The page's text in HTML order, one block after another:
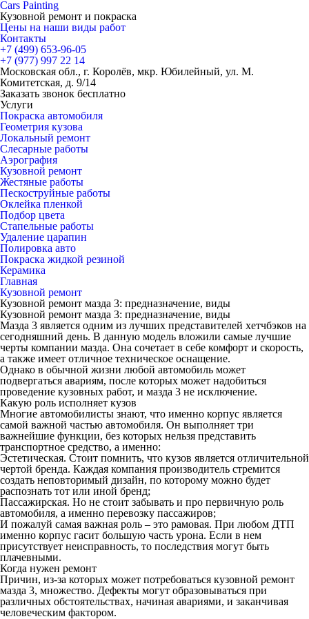
Cars Painting
Кузовной ремонт и покраска
Цены на наши виды работ
Контакты
+7 (499) 653-96-05
+7 (977) 997 22 14
Московская обл., г. Королёв, мкр. Юбилейный, ул. М.
Комитетская, д. 9/14
Заказать звонок бесплатно
Услуги
Покраска автомобиля
Геометрия кузова
Локальный ремонт
Слесарные работы
Аэрография
Кузовной ремонт
Жестяные работы
Пескоструйные работы
Оклейка пленкой
Подбор цвета
Стапельные работы
Удаление царапин
Полировка авто
Покраска жидкой резиной
Керамика
Главная
Кузовной ремонт
Кузовной ремонт мазда 3: предназначение, виды
Кузовной ремонт мазда 3: предназначение, виды
Мазда 3 является одним из лучших представителей хетчбэков на
сегодняшний день. В данную модель вложили самые лучшие
черты компании мазда. Она сочетает в себе комфорт и скорость,
а также имеет отличное техническое оснащение.
Однако в обычной жизни любой автомобиль может
подвергаться авариям, после которых может надобиться
проведение кузовных работ, и мазда 3 не исключение.
Какую роль исполняет кузов
Многие автомобилисты знают, что именно корпус является
самой важной частью автомобиля. Он выполняет три
важнейшие функции, без которых нельзя представить
транспортное средство, а именно:
Эстетическая. Стоит помнить, что кузов является отличительной
чертой бренда. Каждая компания производитель стремится
создать неповторимый дизайн, по которому можно будет
распознать тот или иной бренд;
Пассажирская. Но не стоит забывать и про первичную роль
автомобиля, а именно перевозку пассажиров;
И пожалуй самая важная роль – это рамовая. При любом ДТП
именно корпус гасит большую часть урона. Если в нем
присутствует неисправность, то последствия могут быть
плачевными.
Когда нужен ремонт
Причин, из-за которых может потребоваться кузовной ремонт
мазда 3, множество. Дефекты могут образовываться при
различных обстоятельствах, начиная авариями, и заканчивая
человеческим фактором.